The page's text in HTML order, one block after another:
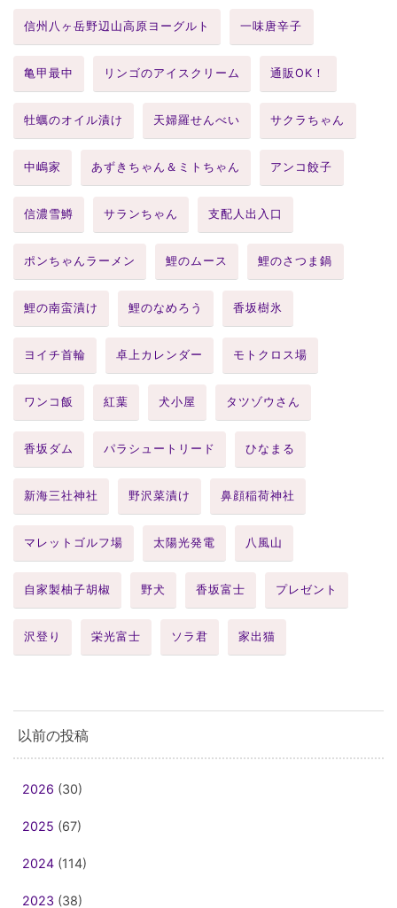
信州八ヶ岳野辺山高原ヨーグルト 一味唐辛子
亀甲最中 リンゴのアイスクリーム 通販OK！
牡蠣のオイル漬け 天婦羅せんべい サクラちゃん
中嶋家 あずきちゃん＆ミトちゃん アンコ餃子
信濃雪鱒 サランちゃん 支配人出入口
ポンちゃんラーメン 鯉のムース 鯉のさつま鍋
鯉の南蛮漬け 鯉のなめろう 香坂樹氷
ヨイチ首輪 卓上カレンダー モトクロス場
ワンコ飯 紅葉 犬小屋 タツゾウさん
香坂ダム パラシュートリード ひなまる
新海三社神社 野沢菜漬け 鼻顔稲荷神社
マレットゴルフ場 太陽光発電 八風山
自家製柚子胡椒 野犬 香坂富士 プレゼント
沢登り 栄光富士 ソラ君 家出猫
以前の投稿
2026 (30)
2025 (67)
2024 (114)
2023 (38)